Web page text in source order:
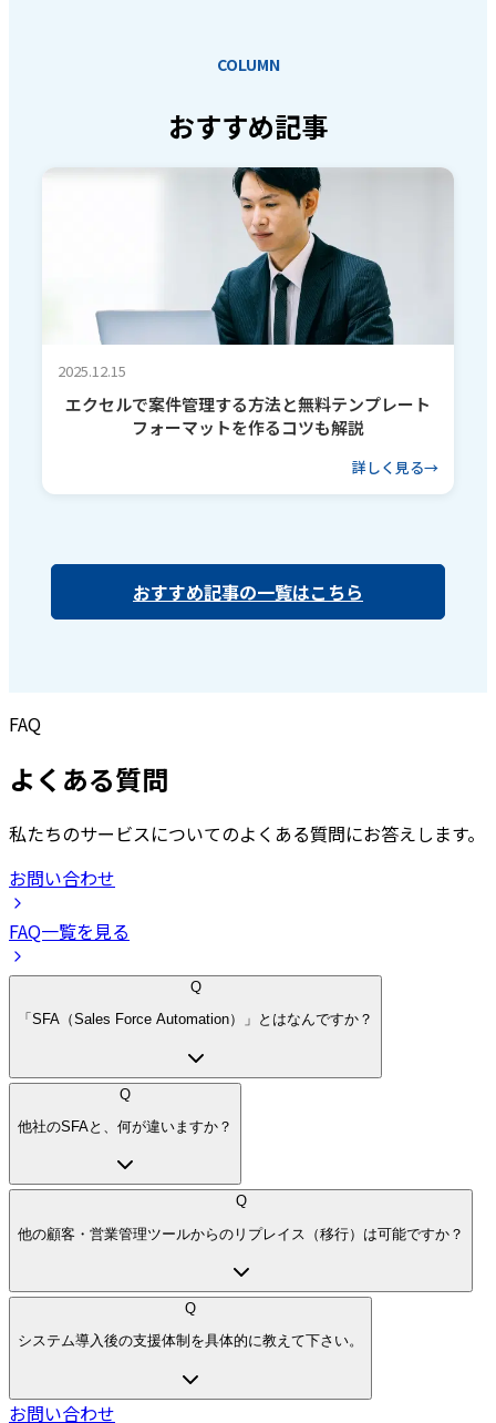
COLUMN
おすすめ記事
2025.12.15
エクセルで案件管理する方法と無料テンプレート
フォーマットを作るコツも解説
詳しく見る
おすすめ記事の一覧はこちら
FAQ
よくある質問
私たちのサービスについてのよくある質問にお答えします。
お問い合わせ
FAQ一覧を見る
Q
「SFA（Sales Force Automation）」とはなんですか？
Q
他社のSFAと、何が違いますか？
Q
他の顧客・営業管理ツールからのリプレイス（移行）は可能ですか？
Q
システム導入後の支援体制を具体的に教えて下さい。
お問い合わせ